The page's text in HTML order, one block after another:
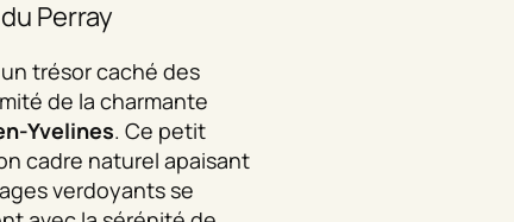
Perray
trésor caché des
de la charmante
Yvelines. Ce petit
cadre naturel apaisant
verdoyants se